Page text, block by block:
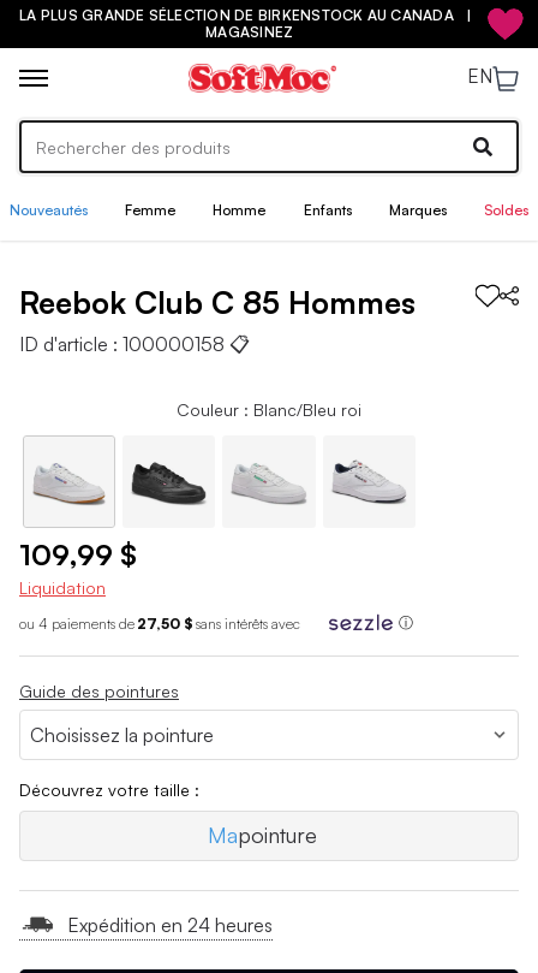
LA PLUS GRANDE SÉLECTION DE BIRKENSTOCK AU CANADA |
MAGASINEZ
EN
Nouveautés Femme Homme Enfants Marques Soldes
Reebok Club C 85 Hommes
ID d'article : 100000158 📋
Couleur : Blanc/Bleu roi
109,99 $
Liquidation
ou 4 paiements de 27,50 $ sans intérêts avec ⓘ
Guide des pointures
Découvrez votre taille :
Mapointure
Expédition en 24 heures